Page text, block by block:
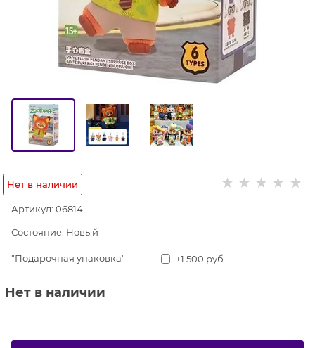
Нет в наличии
Артикул: 06814
Состояние: Новый
"Подарочная упаковка" +1 500 руб.
Нет в наличии